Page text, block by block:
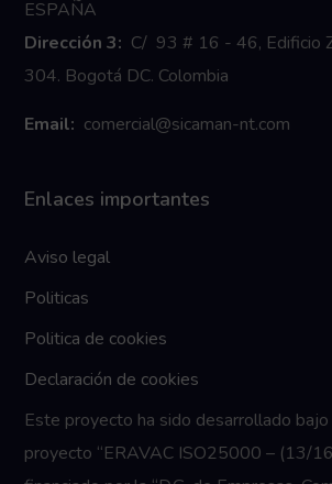
ESPAÑA
Dirección 3: C/ 93 # 16 - 46, Edificio
304. Bogotá DC. Colombia
Email: comercial@sicaman-nt.com
Enlaces importantes
Aviso legal
Politicas
Politica de cookies
Declaración de cookies
Este proyecto ha sido desarrollado
proyecto “ERAVAC ISO25000 – (13/